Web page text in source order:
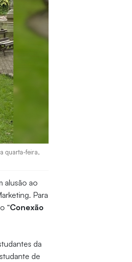
quarta-feira,
alusão ao
Para
“Conexão
da
de